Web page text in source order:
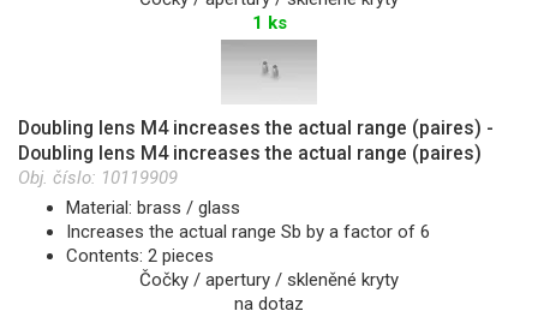
1 ks
Doubling lens M4 increases the actual range (paires) -
Doubling lens M4 increases the actual range (paires)
Obj. číslo: 10119909
Material: brass / glass
Increases the actual range Sb by a factor of 6
Contents: 2 pieces
Čočky / apertury / skleněné kryty
na dotaz